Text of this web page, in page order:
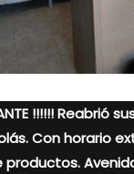
!!!!!! Reabrió
Con horario
Avenida